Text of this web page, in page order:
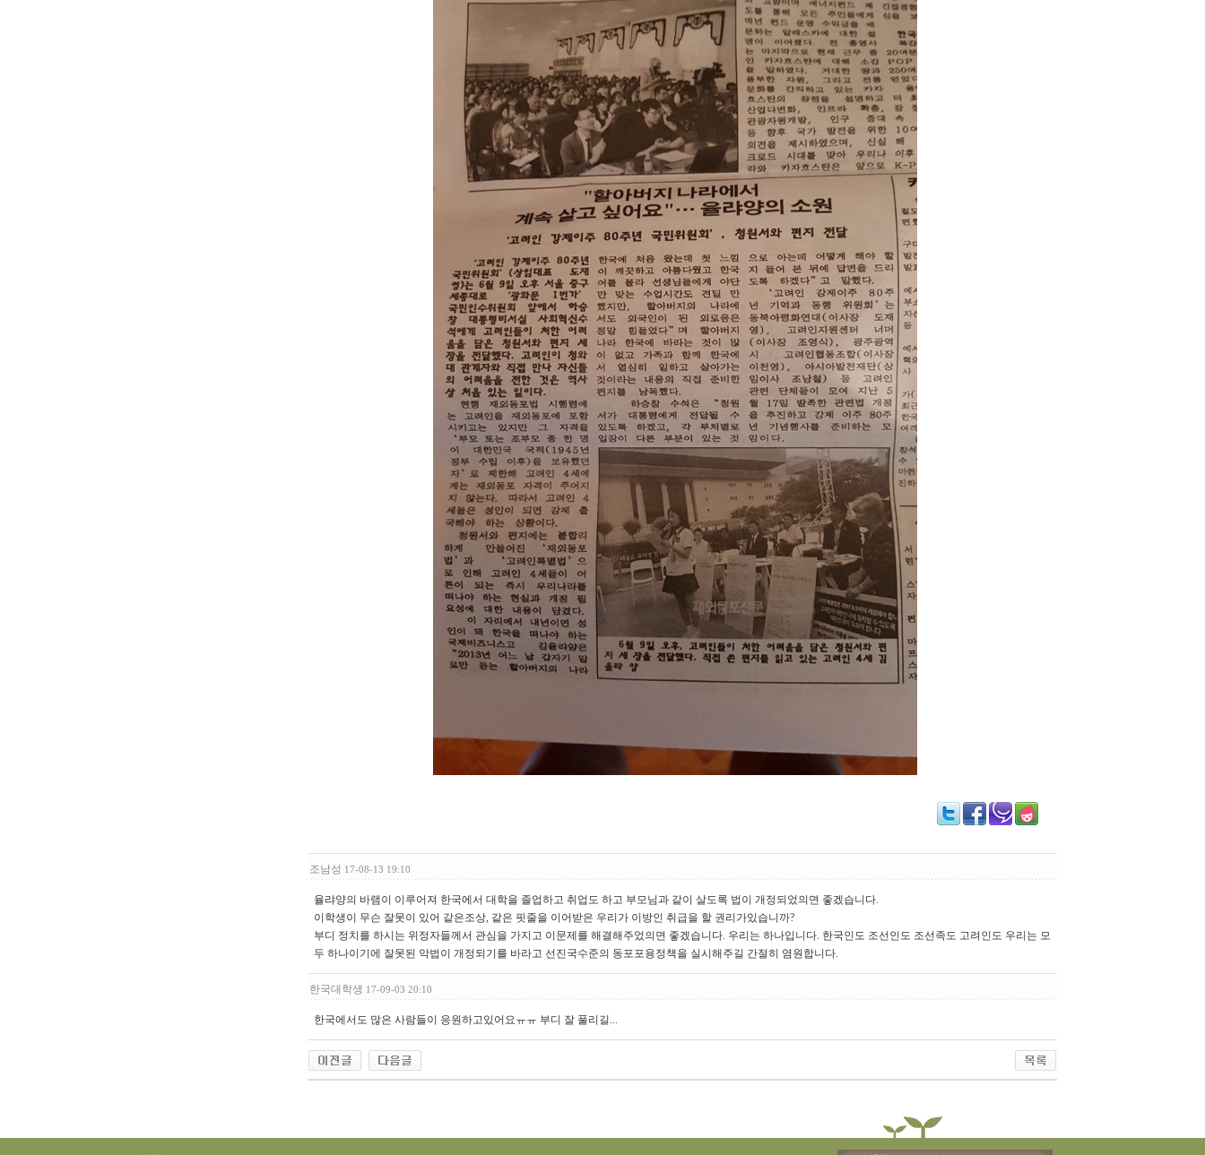
조남성 17-08-13 19:10
율랴양의 바램이 이루어져 한국에서 대학을 졸업하고 취업도 하고 부모님과 같이 살도록 법이 개정되었의면 좋겠습니다.
이학생이 무슨 잘못이 있어 같은조상, 같은 핏줄을 이어받은 우리가 이방인 취급을 할 권리가있습니까?
부디 정치를 하시는 위정자들께서 관심을 가지고 이문제를 해결해주었의면 좋겠습니다. 우리는 하나입니다. 한국인도 조선인도 조선족도 고려인도 우리는 모
두 하나이기에 잘못된 악법이 개정되기를 바라고 선진국수준의 동포포용정책을 실시해주길 간절히 염원합니다.
한국대학생 17-09-03 20:10
한국에서도 많은 사람들이 응원하고있어요ㅠㅠ 부디 잘 풀리길...